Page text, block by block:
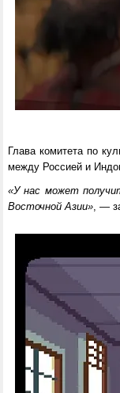
Глава комитета по
между Россией и
«У нас может
Восточной Азии», —